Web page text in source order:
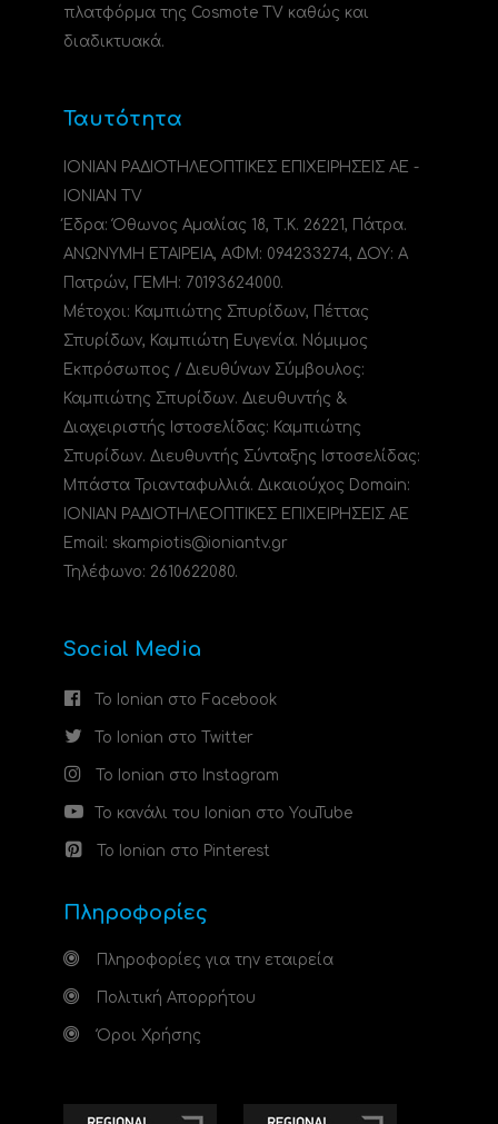
πλατφόρμα της Cosmote TV καθώς και
διαδικτυακά.
Ταυτότητα
ΙΟΝΙΑΝ ΡΑΔΙΟΤΗΛΕΟΠΤΙΚΕΣ ΕΠΙΧΕΙΡΗΣΕΙΣ ΑΕ -
IONIAN TV
Έδρα: Όθωνος Αμαλίας 18, Τ.Κ. 26221, Πάτρα.
ΑΝΩΝΥΜΗ ΕΤΑΙΡΕΙΑ, ΑΦΜ: 094233274, ΔΟΥ: A
Πατρών, ΓΕΜΗ: 70193624000.
Μέτοχοι: Καμπιώτης Σπυρίδων, Πέττας
Σπυρίδων, Καμπιώτη Ευγενία. Νόμιμος
Εκπρόσωπος / Διευθύνων Σύμβουλος:
Καμπιώτης Σπυρίδων. Διευθυντής &
Διαχειριστής Ιστοσελίδας: Καμπιώτης
Σπυρίδων. Διευθυντής Σύνταξης Ιστοσελίδας:
Μπάστα Τριανταφυλλιά. Δικαιούχος Domain:
ΙΟΝΙΑΝ ΡΑΔΙΟΤΗΛΕΟΠΤΙΚΕΣ ΕΠΙΧΕΙΡΗΣΕΙΣ ΑΕ
Email: skampiotis@ioniantv.gr
Τηλέφωνο: 2610622080.
Social Media
Το Ionian στο Facebook
Το Ionian στο Twitter
Το Ionian στο Instagram
Το κανάλι του Ionian στο YouTube
Το Ionian στο Pinterest
Πληροφορίες
Πληροφορίες για την εταιρεία
Πολιτική Απορρήτου
Όροι Χρήσης